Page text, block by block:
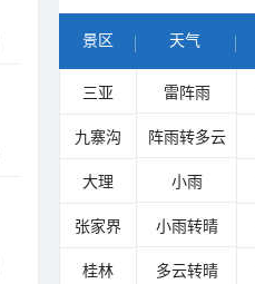
景区 天气
三亚 雷阵雨
九寨沟 阵雨转多云
大理 小雨
张家界 小雨转晴
桂林 多云转晴